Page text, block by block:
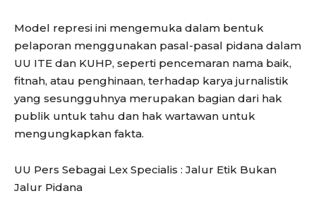
Model represi ini mengemuka dalam bentuk
pelaporan menggunakan pasal-pasal pidana dalam
UU ITE dan KUHP, seperti pencemaran nama baik,
fitnah, atau penghinaan, terhadap karya jurnalistik
yang sesungguhnya merupakan bagian dari hak
publik untuk tahu dan hak wartawan untuk
mengungkapkan fakta.
UU Pers Sebagai Lex Specialis : Jalur Etik Bukan
Jalur Pidana